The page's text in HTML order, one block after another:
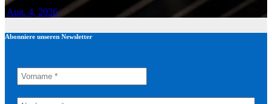
Aug. 4, 2026
Abonniere unseren Newsletter